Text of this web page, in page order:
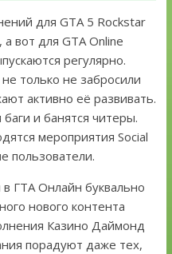
для GTA 5 Rockstar
вот для GTA Online
регулярно.
только не забросили
активно её развивать.
и банятся читеры.
мероприятия Social
пользователи.
ГТА Онлайн буквально
нового контента
Казино Даймонд
порадуют даже тех,